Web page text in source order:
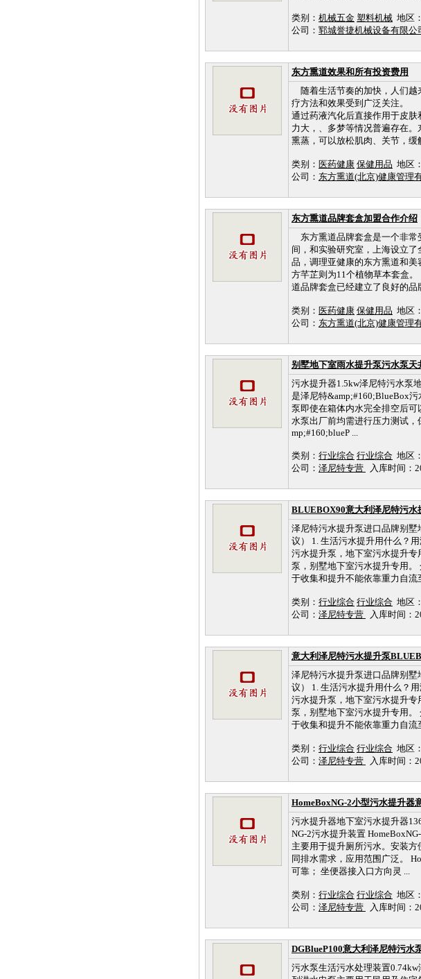
类别： 机械五金 塑料机械 地区：
公司： 郓城誉捷机械设备有限公
东方熏道效果和所有投资费用
随着生活节奏的加快，人们越
疗方法和效果受到广泛关注
通过药液汽化后直接作用于皮
力大，、多梦等情况普遍存在
熏蒸，可以放松肌肉、关节，
类别： 医药健康 保健用品 地区：
公司： 东方熏道(北京)健康管理
东方熏道品牌套盒加盟合作介绍
东方熏道品牌套盒是一个非常
间，和实验研究室，上海设立
品，调理亚健康的东方熏道和
方芊芷则为11个植物草本套
道品牌套盒已经建立了良好的
类别： 医药健康 保健用品 地区：
公司： 东方熏道(北京)健康管理
别墅地下室雨水提升泵污水泵
污水提升器1.5kw泽尼特污水泵
是泽尼特&amp;#160;BlueBox
泵即使在箱体内水完全排空后
水泵出厂前均需进行压力测试，
mp;#160;blueP ...
类别： 行业综合 行业综合 地区：
公司： 泽尼特专营 入库时间：
BLUEBOX90意大利泽尼特污水
泽尼特污水提升泵进口品牌别
议） 1. 生活污水提升用什么？
污水提升泵，地下室污水提升
泵，别墅地下室污水提升专用
于收集和提升不能依靠重力自
类别： 行业综合 行业综合 地区：
公司： 泽尼特专营 入库时间：
意大利泽尼特污水提升泵
泽尼特污水提升泵进口品牌别
议） 1. 生活污水提升用什么？
污水提升泵，地下室污水提升
泵，别墅地下室污水提升专用
于收集和提升不能依靠重力自
类别： 行业综合 行业综合 地区：
公司： 泽尼特专营 入库时间：
HomeBoxNG-2小型污水提升器
污水提升器地下室污水提升器
NG-2污水提升装置
主要用于提升厕所污水。安装
同排水需求，应用范围广泛。
可靠； 坐便器接入口方向灵 ...
类别： 行业综合 行业综合 地区：
公司： 泽尼特专营 入库时间：
DGBlueP100意大利泽尼特污水
污水泵生活污水处理装置